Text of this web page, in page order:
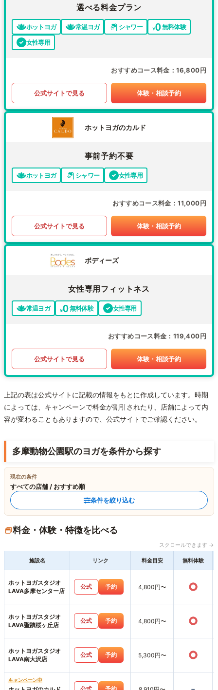
選べる料金プラン
ホットヨガ 常温ヨガ シャワー
無料体験
女性専用
おすすめコース料金 16,800円
公式サイトで見る 体験・相談予約
ホットヨガのカルド
事前予約不要
ホットヨガ シャワー 女性専用
おすすめコース料金 11,000円
公式サイトで見る 体験・相談予約
ボディーズ
女性専用フィットネス
常温ヨガ 無料体験 女性専用
おすすめコース料金 119,400円
公式サイトで見る 体験・相談予約
上記の表は公式サイトに記載の情報をもとに作成しています。時期
によっては、キャンペーンで料金が割引されたり、店舗によって内
容が変わることもありますので、公式サイトでご確認ください。
多摩動物公園駅のヨガを条件から探す
現在の条件
すべての店舗 / おすすめ順
条件を絞り込む
料金・体験・特徴を比べる
スクロールできます →
施設名 リンク 料金目安 無料体験
ホットヨガスタジオ
LAVA多摩センター店
公式 予約 4,800円〜 ○
ホットヨガスタジオ
LAVA聖蹟桜ヶ丘店
公式 予約 4,800円〜 ○
ホットヨガスタジオ
LAVA南大沢店
公式 予約 5,300円〜 ○
キャンペーン中